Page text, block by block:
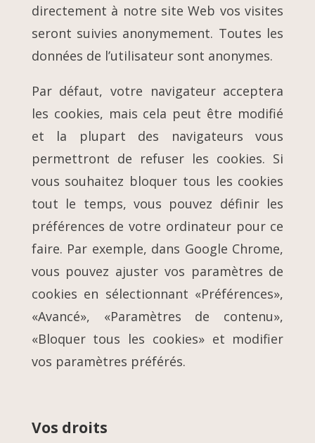
directement à notre site Web vos visites
seront suivies anonymement. Toutes les
données de l’utilisateur sont anonymes.
Par défaut, votre navigateur acceptera
les cookies, mais cela peut être modifié
et la plupart des navigateurs vous
permettront de refuser les cookies. Si
vous souhaitez bloquer tous les cookies
tout le temps, vous pouvez définir les
préférences de votre ordinateur pour ce
faire. Par exemple, dans Google Chrome,
vous pouvez ajuster vos paramètres de
cookies en sélectionnant «Préférences»,
«Avancé», «Paramètres de contenu»,
«Bloquer tous les cookies» et modifier
vos paramètres préférés.
Vos droits